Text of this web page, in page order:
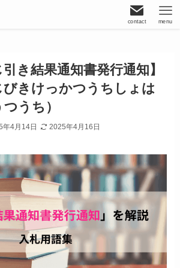
contact menu
引き結果通知書発行通知】
びきけっかつうちしょは
うち）
年4月14日 2025年4月16日